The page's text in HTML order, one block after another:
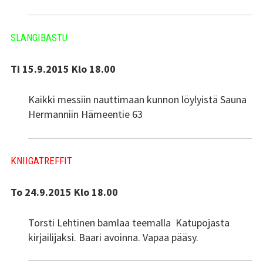
SLANGIBASTU
Ti 15.9.2015 Klo 18.00
Kaikki messiin nauttimaan kunnon löylyistä Sauna
Hermanniin Hämeentie 63
KNIIGATREFFIT
To 24.9.2015 Klo 18.00
Torsti Lehtinen bamlaa teemalla Katupojasta
kirjailijaksi. Baari avoinna. Vapaa pääsy.